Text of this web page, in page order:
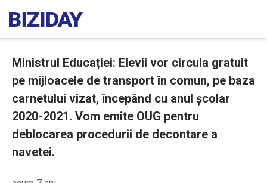
Ministrul Educației: Elevii vor circula gratuit
pe mijloacele de transport în comun, pe baza
carnetului vizat, începând cu anul școlar
2020-2021. Vom emite OUG pentru
deblocarea procedurii de decontare a
navetei.